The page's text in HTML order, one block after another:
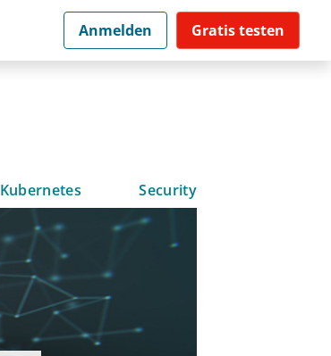
Anmelden Gratis testen
Kubernetes Security